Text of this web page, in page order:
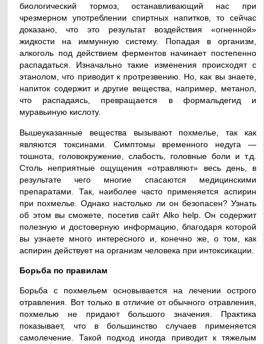
биологический тормоз, останавливающий нас при
чрезмерном употреблении спиртных напитков, то сейчас
доказано, что это результат воздействия «огненной»
жидкости на иммунную систему. Попадая в организм,
алкоголь под действием ферментов начинает постепенно
распадаться. Изначально такие изменения происходят с
этанолом, что приводит к протрезвению. Но, как вы знаете,
напиток содержит и другие вещества, например, метанол,
что распадаясь, превращается в формальдегид и
муравьиную кислоту.
Вышеуказанные вещества вызывают похмелье, так как
являются токсинами. Симптомы временного недуга —
тошнота, головокружение, слабость, головные боли и т.д.
Столь неприятные ощущения «отравляют» весь день, в
результате чего многие спасаются медицинскими
препаратами. Так, наиболее часто применяется аспирин
при похмелье. Однако настолько ли он безопасен? Узнать
об этом вы сможете, посетив сайт Alko help. Он содержит
полезную и достоверную информацию, благодаря которой
вы узнаете много интересного и, конечно же, о том, как
аспирин действует на организм человека при интоксикации.
Борьба по правилам
Борьба с похмельем основывается на лечении острого
отравления. Вот только в отличие от обычного отравления,
похмелью не придают большого значения. Практика
показывает, что в большинство случаев применяется
самолечение. Такой подход иногда приводит к тяжелым